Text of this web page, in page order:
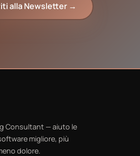
alla Newsletter →
Consultant — aiuto le
migliore, più
dolore.